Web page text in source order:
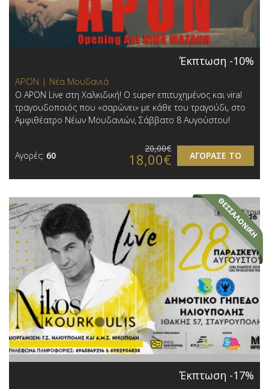
Έκπτωση -10%
APON | Νέα Μουδανιά
Ο APON Live στη Χαλκιδική! Ο super επιτυχημένος και viral
τραγουδοποιός που «σαρώνει» με κάθε του τραγούδι, στο
Αμφιθέατρο Νέων Μουδανιών, Σάββατο 8 Αυγούστου!
Αγορές: 60 ΑΓΟΡΑΣΕ ΤΟ
20,00€
18,00€
Έκπτωση -17%